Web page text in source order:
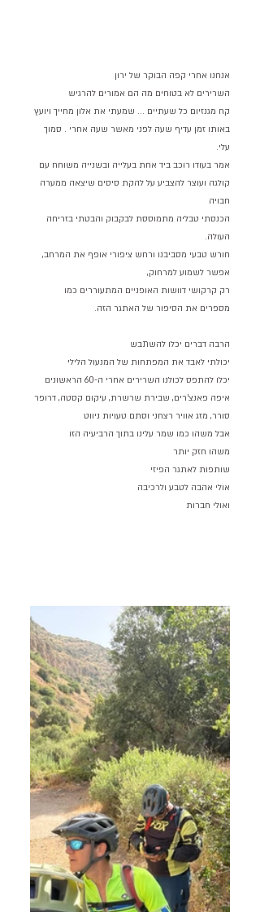
אנחנו אחרי קפה הבוקר של ירון
השרירים לא בטוחים מה הם אמורים להרגיש
קח מגנזיום כל שעתיים ... שמעתי את אלון מחייך ויועץ
באותו זמן עדיף שעה לפני מאשר שעה אחרי . סמוך
עלי.
אמר בעודו רוכב ביד אחת בעלייה ובשנייה משוחח עם
קולגה ועוצר להצביע על להקת סיסים שיצאה ממערה
חבויה
הכנסתי טבליה מתמוססת לבקבוק והבטתי בזריחה
העולה.
חורש טבעי מסביבנו ורחש ציפורי אופף את המרחב,
אפשר לשמוע למרחוק,
רק קרקושי דוושות האופניים המתעוררים כמו
מספרים את הסיפור של האתגר הזה.
הרבה דברים יכלו להשתבש
יכולתי לאבד את המפתחות של המנעול הלילי
יכלו להתפס לכולנו השרירים אחרי ה-60 הראשונים
איפה פאנצ'רים, שבירת שרשרת, עיקום קסטה, דרופר
סורר, מזג אוויר רצחני וסתם טעויות ניווט
אבל משהו כמו שמר עלינו בתוך הרביעיה הזו
משהו חזק יותר
שותפות לאתגר הפיזי
אולי אהבה לטבע ולרכיבה
ואולי חברות